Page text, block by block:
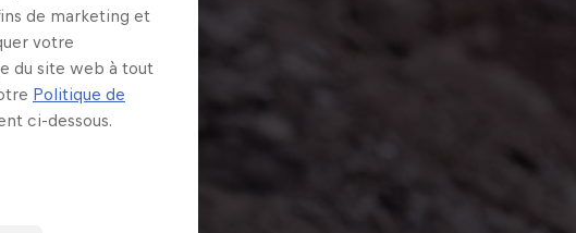
de marketing et
votre
du site web à tout
Politique de
ci-dessous.